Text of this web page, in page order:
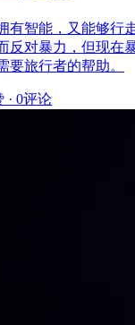
有智能，又能够行
反对暴力，但现在
要旅行者的帮助。
· 0评论